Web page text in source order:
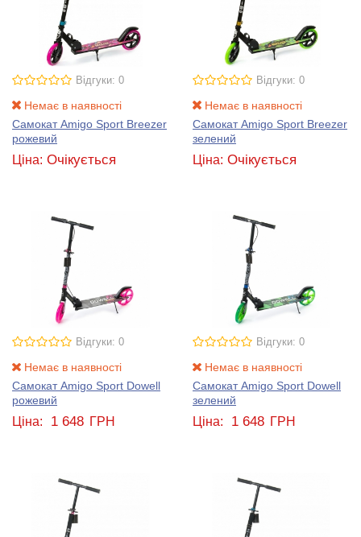
Відгуки: 0
Немає в наявності
Самокат Amigo Sport Breezer
рожевий
Ціна: Очікується
Відгуки: 0
Немає в наявності
Самокат Amigo Sport Breezer
зелений
Ціна: Очікується
Відгуки: 0
Немає в наявності
Самокат Amigo Sport Dowell
рожевий
Ціна: 1 648 ГРН
Відгуки: 0
Немає в наявності
Самокат Amigo Sport Dowell
зелений
Ціна: 1 648 ГРН